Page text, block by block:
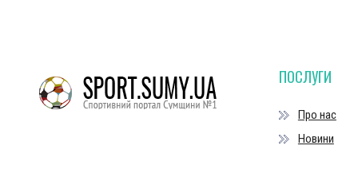
ПОСЛУГИ
Про нас
Новини